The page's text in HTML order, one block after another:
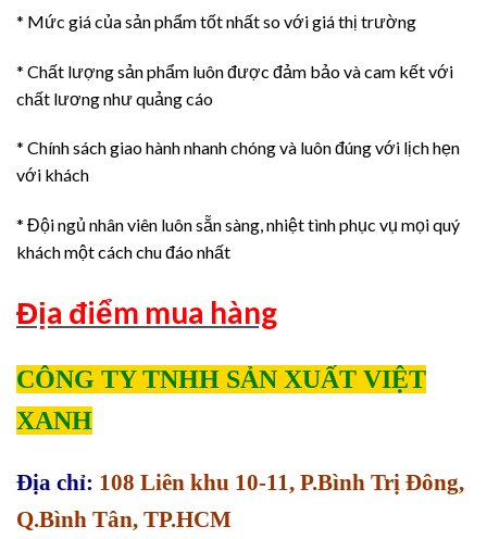
* Mức giá của sản phẩm tốt nhất so với giá thị trường
* Chất lượng sản phẩm luôn được đảm bảo và cam kết với
chất lương như quảng cáo
* Chính sách giao hành nhanh chóng và luôn đúng với lịch hẹn
với khách
* Đội ngủ nhân viên luôn sẵn sàng, nhiệt tình phục vụ mọi quý
khách một cách chu đáo nhất
Địa điểm mua hàng
CÔNG TY TNHH SẢN XUẤT VIỆT
XANH
Địa chỉ: 108 Liên khu 10-11, P.Bình Trị Đông,
Q.Bình Tân, TP.HCM